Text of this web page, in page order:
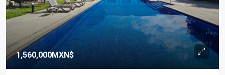
1,560,000MXN$